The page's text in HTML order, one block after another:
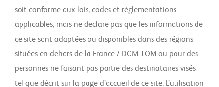
soit conforme aux lois, codes et réglementations
applicables, mais ne déclare pas que les informations de
ce site sont adaptées ou disponibles dans des régions
situées en dehors de la France / DOM-TOM ou pour des
personnes ne faisant pas partie des destinataires visés
tel que décrit sur la page d’accueil de ce site. L’utilisation